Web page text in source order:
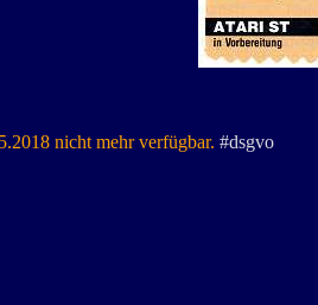
nicht mehr verfügbar. #dsgvo